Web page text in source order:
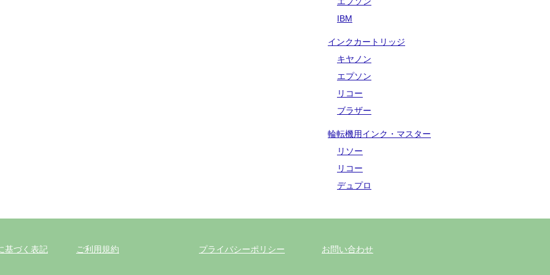
IBM
インクカートリッジ
キヤノン
エプソン
リコー
ブラザー
輪転機用インク・マスター
リソー
リコー
デュプロ
基づく表記 ご利用規約 プライバシーポリシー お問い合わせ